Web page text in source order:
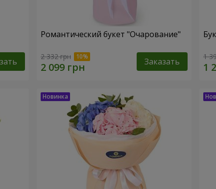
Романтический букет "Очарование"
2 332 грн Заказать 1